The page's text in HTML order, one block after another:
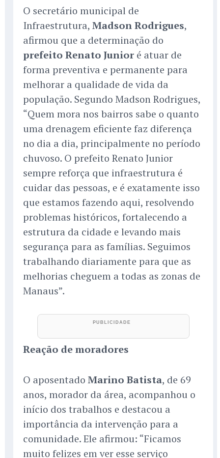
O secretário municipal de
Infraestrutura, Madson Rodrigues,
afirmou que a determinação do
prefeito Renato Junior é atuar de
forma preventiva e permanente para
melhorar a qualidade de vida da
população. Segundo Madson Rodrigues,
“Quem mora nos bairros sabe o quanto
uma drenagem eficiente faz diferença
no dia a dia, principalmente no período
chuvoso. O prefeito Renato Junior
sempre reforça que infraestrutura é
cuidar das pessoas, e é exatamente isso
que estamos fazendo aqui, resolvendo
problemas históricos, fortalecendo a
estrutura da cidade e levando mais
segurança para as famílias. Seguimos
trabalhando diariamente para que as
melhorias cheguem a todas as zonas de
Manaus”.
Reação de moradores
O aposentado Marino Batista, de 69
anos, morador da área, acompanhou o
início dos trabalhos e destacou a
importância da intervenção para a
comunidade. Ele afirmou: “Ficamos
muito felizes em ver esse serviço